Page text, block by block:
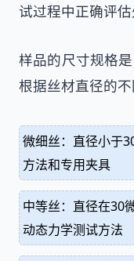
试过程中正确评估
样品的尺寸规格
根据丝材直径的不
微细丝：直径小于
方法和专用夹具
中等丝：直径在30
动态力学测试方法